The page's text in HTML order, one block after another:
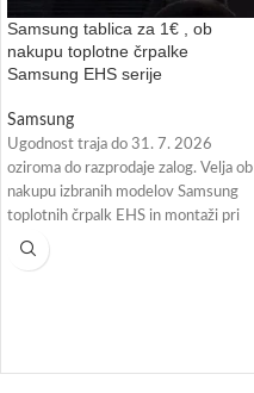
Samsung tablica za 1€ , ob
nakupu toplotne črpalke
Samsung EHS serije
Samsung
Ugodnost traja do 31. 7. 2026
oziroma do razprodaje zalog. Velja ob
nakupu izbranih modelov Samsung
toplotnih črpalk EHS in montaži pri
Adelsberg d.o.o.